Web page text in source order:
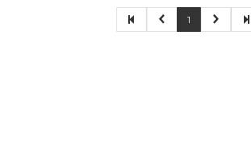
1